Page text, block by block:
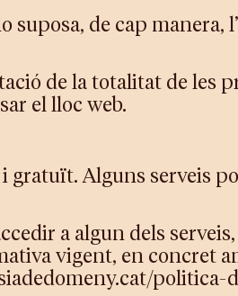
suposa, de cap manera,
de la totalitat de les
el lloc web.
i gratuït. Alguns serveis
a algun dels
vigent, en concret
politica-